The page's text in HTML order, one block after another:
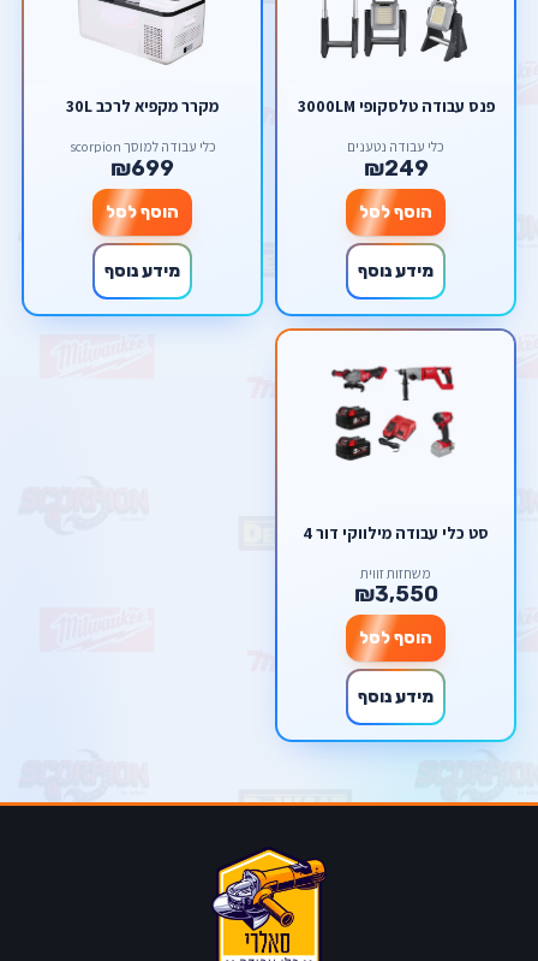
פנס עבודה טלסקופי 3000LM
כלי עבודה נטענים
₪249
הוסף לסל
מידע נוסף
מקרר מקפיא לרכב 30L
כלי עבודה למוסך scorpion
₪699
הוסף לסל
מידע נוסף
סט כלי עבודה מילווקי דור 4
משחזות זווית
₪3,550
הוסף לסל
מידע נוסף